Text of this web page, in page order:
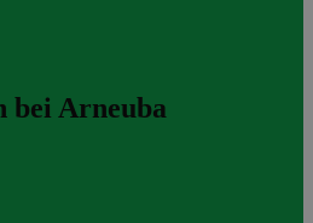
bei Arneuba